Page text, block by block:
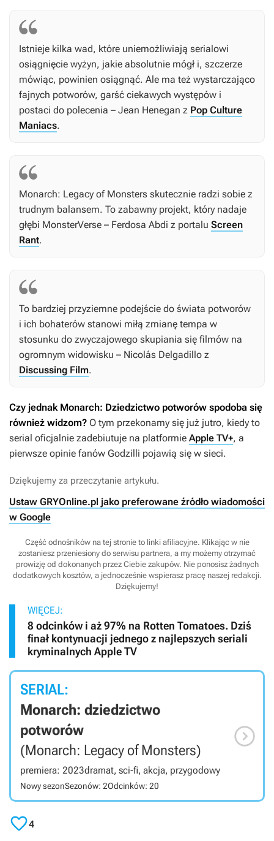
Istnieje kilka wad, które uniemożliwiają serialowi
osiągnięcie wyżyn, jakie absolutnie mógł i, szczerze
mówiąc, powinien osiągnąć. Ale ma też wystarczająco
fajnych potworów, garść ciekawych występów i
postaci do polecenia – Jean Henegan z Pop Culture
Maniacs.
Monarch: Legacy of Monsters skutecznie radzi sobie z
trudnym balansem. To zabawny projekt, który nadaje
głębi MonsterVerse – Ferdosa Abdi z portalu Screen
Rant.
To bardziej przyziemne podejście do świata potworów
i ich bohaterów stanowi miłą zmianę tempa w
stosunku do zwyczajowego skupiania się filmów na
ogromnym widowisku – Nicolás Delgadillo z
Discussing Film.
Czy jednak Monarch: Dziedzictwo potworów spodoba się
również widzom? O tym przekonamy się już jutro, kiedy to
serial oficjalnie zadebiutuje na platformie Apple TV+, a
pierwsze opinie fanów Godzilli pojawią się w sieci.
Dziękujemy za przeczytanie artykułu.
Ustaw GRYOnline.pl jako preferowane źródło wiadomości
w Google
Część odnośników na tej stronie to linki afiliacyjne. Klikając w nie
zostaniesz przeniesiony do serwisu partnera, a my możemy otrzymać
prowizję od dokonanych przez Ciebie zakupów. Nie ponosisz żadnych
dodatkowych kosztów, a jednocześnie wspierasz pracę naszej redakcji.
Dziękujemy!
WIĘCEJ:
8 odcinków i aż 97% na Rotten Tomatoes. Dziś
finał kontynuacji jednego z najlepszych seriali
kryminalnych Apple TV
SERIAL:
Monarch: dziedzictwo
potworów
(Monarch: Legacy of Monsters)
premiera: 2023dramat, sci-fi, akcja, przygodowy
Nowy sezonSezonów: 2Odcinków: 20

4